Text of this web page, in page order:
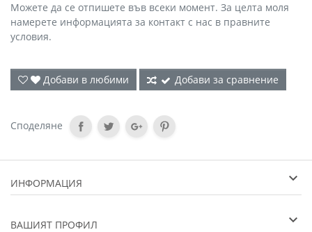
Можете да се отпишете във всеки момент. За целта моля
намерете информацията за контакт с нас в правните
условия.
Добави в любими Добави за сравнение
Споделяне
ИНФОРМАЦИЯ
ВАШИЯТ ПРОФИЛ